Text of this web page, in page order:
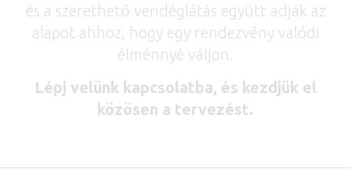
és a szerethető vendéglátás együtt adják az
alapot ahhoz, hogy egy rendezvény valódi
élménnyé váljon.
Lépj velünk kapcsolatba, és kezdjük el
közösen a tervezést.